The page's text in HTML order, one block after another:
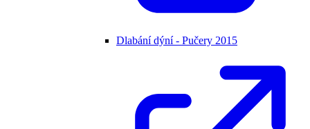
Dlabání dýní - Pučery 2015